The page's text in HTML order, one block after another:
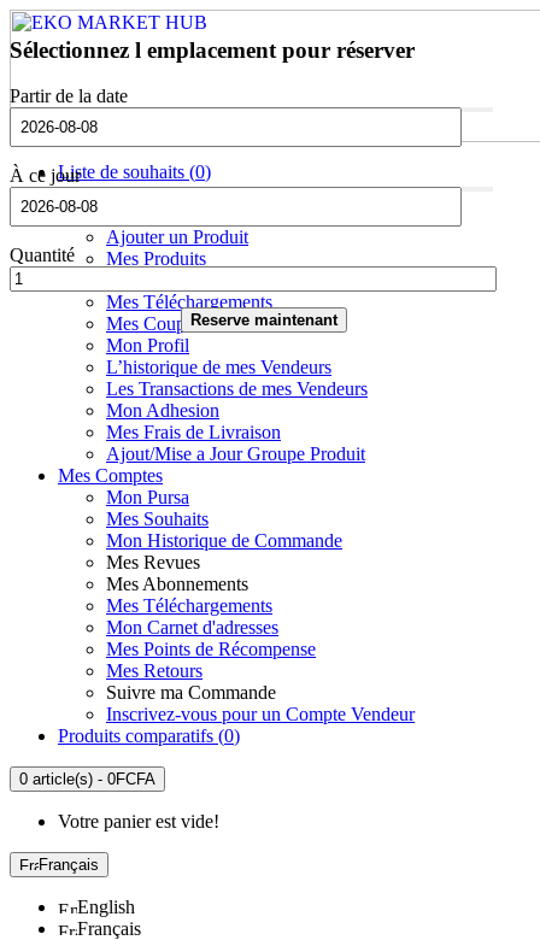
Liste de souhaits (0)
Mon Eko Market
Ajouter un Produit
Mes Produits
Mes Téléchargements
Mes Coupons
Mon Profil
L’historique de mes Vendeurs
Les Transactions de mes Vendeurs
Mon Adhesion
Mes Frais de Livraison
Ajout/Mise a Jour Groupe Produit
Mes Comptes
Mon Pursa
Mes Souhaits
Mon Historique de Commande
Mes Revues
Mes Abonnements
Mes Téléchargements
Mon Carnet d'adresses
Mes Points de Récompense
Mes Retours
Suivre ma Commande
Inscrivez-vous pour un Compte Vendeur
Produits comparatifs (0)
0 article(s) - 0FCFA
Votre panier est vide!
Français
English
Français
Sélectionnez l emplacement pour réserver
Partir de la date
À ce jour
Quantité
Reserve maintenant